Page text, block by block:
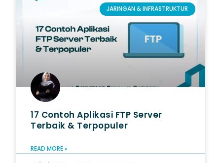
JARINGAN & INFRASTRUKTUR
17 Contoh Aplikasi FTP Server
Terbaik & Terpopuler
READ MORE »